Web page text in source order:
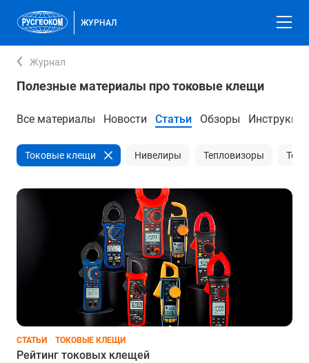
ЖУРНАЛ
Журнал
Полезные материалы про токовые клещи
Все материалы Новости Статьи Обзоры Инструкции
Токовые клещи Нивелиры Тепловизоры
СТАТЬИ ТОКОВЫЕ КЛЕЩИ
Рейтинг токовых клещей